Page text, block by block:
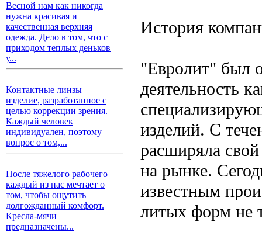
Весной нам как никогда
нужна красивая и
качественная верхняя
одежда. Дело в том, что с
приходом теплых деньков
у...
Контактные линзы –
изделие, разработанное с
целью коррекции зрения.
Каждый человек
индивидуален, поэтому
вопрос о том,...
После тяжелого рабочего
каждый из нас мечтает о
том, чтобы ощутить
долгожданный комфорт.
Кресла-мячи
предназначены...
История
"Евролит" был
деятельность
изделий. С
расширяла
на рынке.
известным
литых форм не